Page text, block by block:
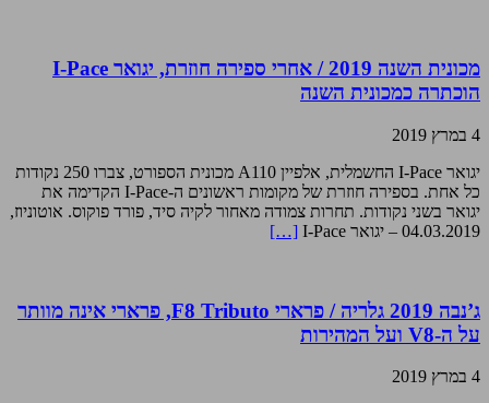
מכונית השנה 2019 / אחרי ספירה חוזרת, יגואר I-Pace
הוכתרה כמכונית השנה
4 במרץ 2019
יגואר I-Pace החשמלית, אלפיין A110 מכונית הספורט, צברו 250 נקודות
כל אחת. בספירה חוזרת של מקומות ראשונים ה-I-Pace הקדימה את
יגואר בשני נקודות. תחרות צמודה מאחור לקיה סיד, פורד פוקוס. אוטוניוז,
04.03.2019 – יגואר I-Pace
[…]
ג’נבה 2019 גלריה / פרארי F8 Tributo, פרארי אינה מוותר
על ה-V8 ועל המהירות
4 במרץ 2019